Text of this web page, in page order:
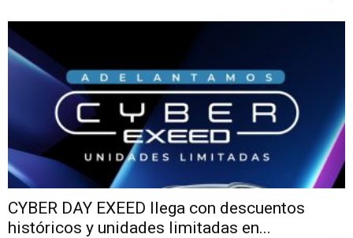
CYBER DAY EXEED llega con descuentos
históricos y unidades limitadas en...